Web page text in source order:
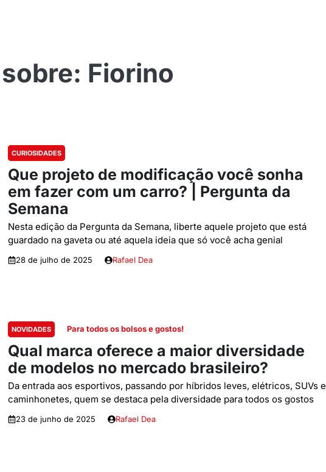
Fiorino
CURIOSIDADES
Que projeto de modificação você sonha
em fazer com um carro? | Pergunta da
Semana
Nesta edição da Pergunta da Semana, liberte aquele projeto que está
guardado na gaveta ou até aquela ideia que só você acha genial
28 de julho de 2025 Rafael Dea
NOVIDADES Para todos os bolsos e gostos!
Qual marca oferece a maior diversidade
de modelos no mercado brasileiro?
Da entrada aos esportivos, passando por híbridos leves, elétricos, SUVs e
caminhonetes, quem se destaca pela diversidade para todos os gostos
23 de junho de 2025 Rafael Dea